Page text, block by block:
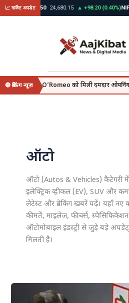
Skip
to
📈 मार्केट अपडेट
NIFTY 50 24,680.15 ▲ +98.20 (0.40%)NIFTY
🔴 ब्रेकिंग न्यूज़
O’Romeo को मिली दमदार ओपनिंग ●
ऑटो
ऑटो (Autos & Vehicles) कैटेगरी
इलेक्ट्रिक व्हीकल (EV), SUV और
लेटेस्ट और ब्रेकिंग खबरें पढ़ें। यहाँ नए
कीमतें, माइलेज, फीचर्स,
ऑटोमोबाइल इंडस्ट्री से जुड़े बड़े
मिलती है।